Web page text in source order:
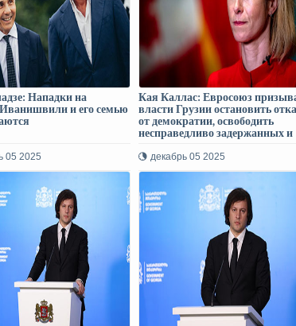
Нападки на
и его семью
05 2025
Кая Каллас: Евросоюз
власти Грузии остановить
от демократии, освободить
несправедливо задержанных и
применения силы
декабрь 05 2025